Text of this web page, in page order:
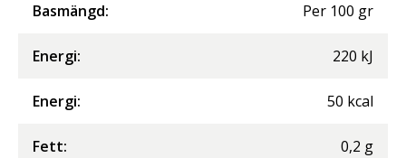
Basmängd: Per 100 gr
Energi: 220 kJ
Energi: 50 kcal
Fett: 0,2 g